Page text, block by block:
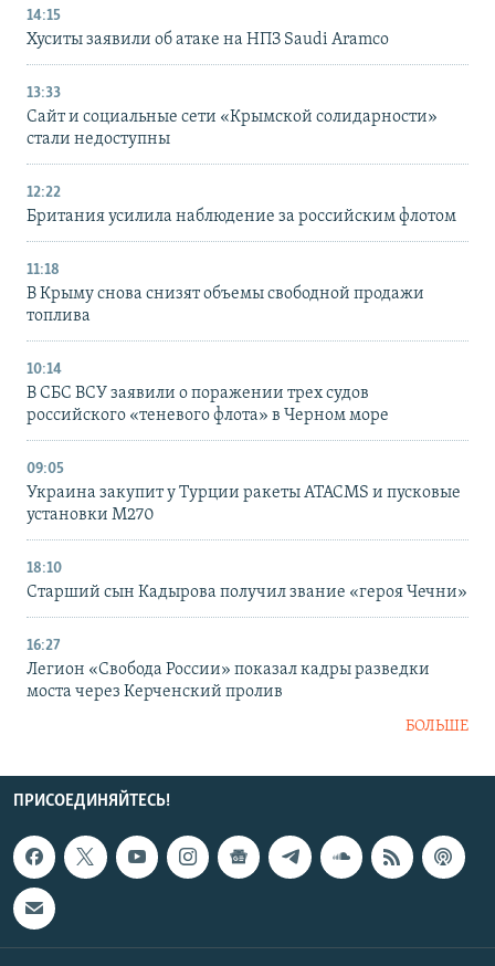
14:15
Хуситы заявили об атаке на НПЗ Saudi Aramco
13:33
Сайт и социальные сети «Крымской солидарности»
стали недоступны
12:22
Британия усилила наблюдение за российским флотом
11:18
В Крыму снова снизят объемы свободной продажи
топлива
10:14
В СБС ВСУ заявили о поражении трех судов
российского «теневого флота» в Черном море
09:05
Украина закупит у Турции ракеты ATACMS и пусковые
установки M270
18:10
Старший сын Кадырова получил звание «героя Чечни»
16:27
Легион «Свобода России» показал кадры разведки
моста через Керченский пролив
БОЛЬШЕ
ПРИСОЕДИНЯЙТЕСЬ!